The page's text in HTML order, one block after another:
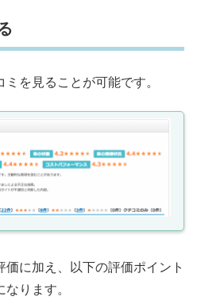
を見ることが可能です。
価に加え、以下の評価ポイント
ります。